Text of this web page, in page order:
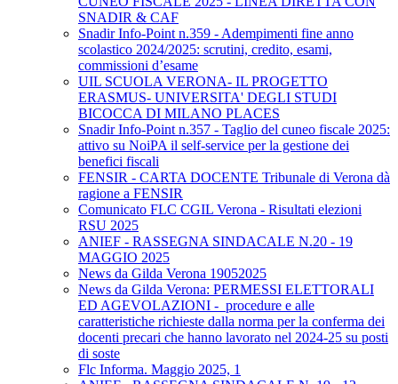
SNADIR & CAF
Snadir Info-Point n.359 - Adempimenti fine anno
scolastico 2024/2025: scrutini, credito, esami,
commissioni d’esame
UIL SCUOLA VERONA- IL PROGETTO
ERASMUS- UNIVERSITA' DEGLI STUDI
BICOCCA DI MILANO PLACES
Snadir Info-Point n.357 - Taglio del cuneo fiscale 2025:
attivo su NoiPA il self-service per la gestione dei
benefici fiscali
FENSIR - CARTA DOCENTE Tribunale di Verona dà
ragione a FENSIR
Comunicato FLC CGIL Verona - Risultati elezioni
RSU 2025
ANIEF - RASSEGNA SINDACALE N.20 - 19
MAGGIO 2025
News da Gilda Verona 19052025
News da Gilda Verona: PERMESSI ELETTORALI
ED AGEVOLAZIONI - procedure e alle
caratteristiche richieste dalla norma per la conferma dei
docenti precari che hanno lavorato nel 2024-25 su posti
di soste
Flc Informa. Maggio 2025, 1